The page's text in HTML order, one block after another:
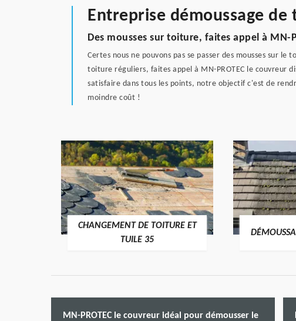
Entreprise démoussage
Des mousses sur toiture, faites appel à MN-
Certes nous ne pouvons pas se passer des mousses sur
toiture réguliers, faites appel à MN-PROTEC le couvreur
satisfaire dans tous les points, notre objectif c'est de
moindre coût !
CHANGEMENT DE TOITURE ET
TUILE 35
MN-PROTEC le couvreur idéal pour démousser le